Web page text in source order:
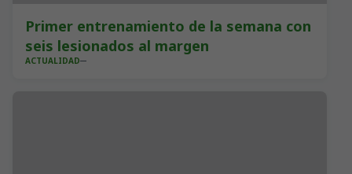
Primer entrenamiento de la semana con
seis lesionados al margen
ACTUALIDAD